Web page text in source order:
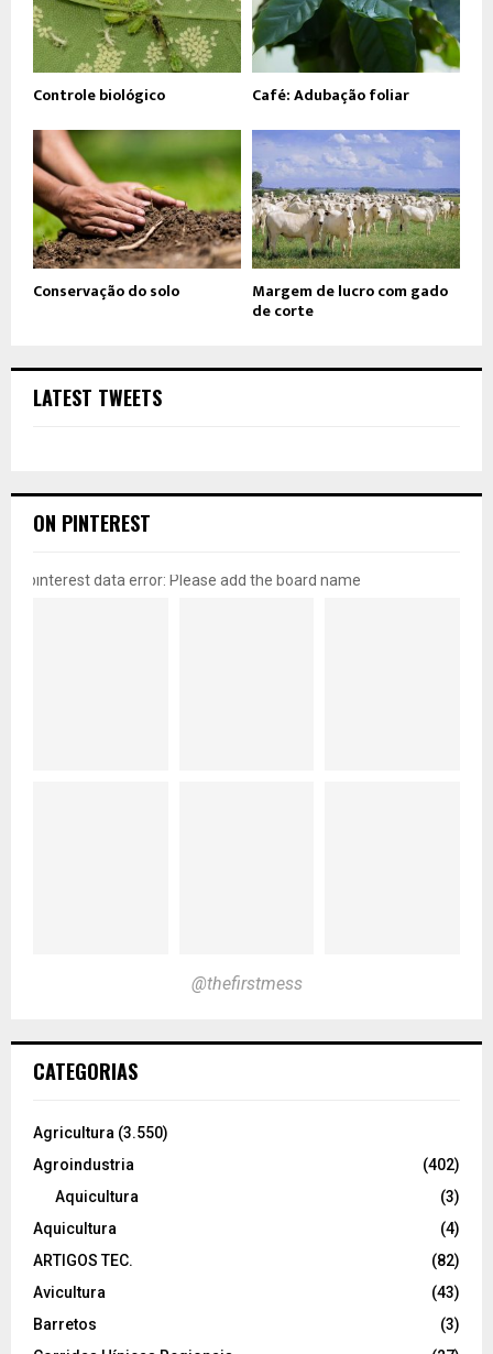
Controle biológico Café: Adubação foliar
Conservação do solo Margem de lucro com gado
de corte
LATEST TWEETS
ON PINTEREST
pinterest data error: Please add the board name
@thefirstmess
CATEGORIAS
Agricultura (3.550)
Agroindustria
(402)
Aquicultura
(3)
Aquicultura
(4)
ARTIGOS TEC.
(82)
Avicultura
(43)
Barretos
(3)